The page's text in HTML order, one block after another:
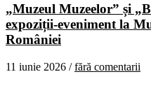
„Muzeul Muzeelor” și
expoziții-eveniment la
României
11 iunie 2026 /fără comentarii